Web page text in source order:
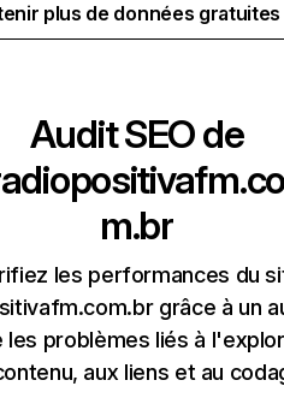
plus de données
Audit SEO de
m.br
les performances du
grâce à un
les problèmes liés à
aux liens et au